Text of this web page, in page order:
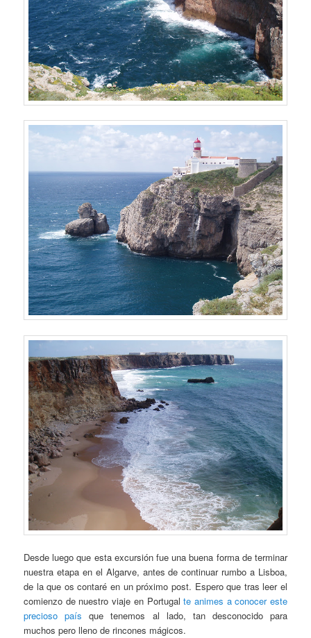
Desde luego que esta excursión fue una buena forma de terminar
nuestra etapa en el Algarve, antes de continuar rumbo a Lisboa,
de la que os contaré en un próximo post. Espero que tras leer el
comienzo de nuestro viaje en Portugalte animes a conocer este
precioso país que tenemos al lado, tan desconocido para
muchos pero lleno de rincones mágicos.